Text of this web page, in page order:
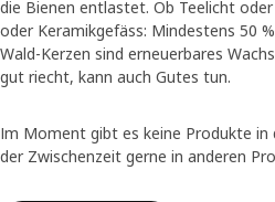
die Bienen entlastet. Ob Teelicht
oder Keramikgefäss: Mindestens 50
Wald-Kerzen sind erneuerbares
gut riecht, kann auch Gutes tun.
Im Moment gibt es keine Produkte in
der Zwischenzeit gerne in anderen